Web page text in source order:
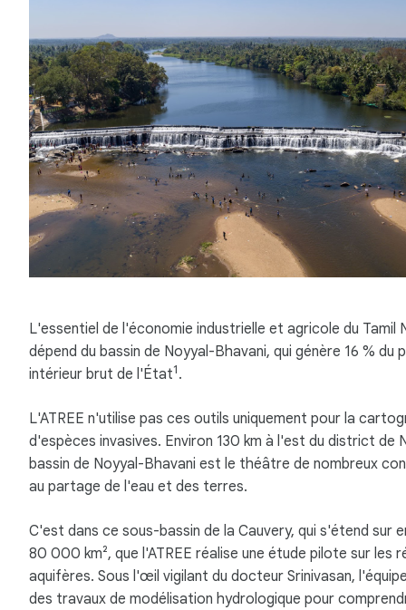
L'essentiel de l'économie industrielle et agricole du Tamil
dépend du bassin de Noyyal-Bhavani, qui génère 16 % du
intérieur brut de l'État1.
L'ATREE n'utilise pas ces outils uniquement pour la
d'espèces invasives. Environ 130 km à l'est du district de
bassin de Noyyal-Bhavani est le théâtre de nombreux
au partage de l'eau et des terres.
C'est dans ce sous-bassin de la Cauvery, qui s'étend sur
80 000 km², que l'ATREE réalise une étude pilote sur les
aquifères. Sous l'œil vigilant du docteur Srinivasan,
des travaux de modélisation hydrologique pour